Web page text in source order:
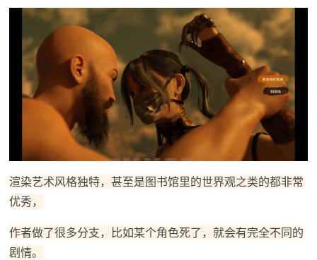
渲染艺术风格独特，甚至是图书馆里的世界观之类的都非常
优秀，
作者做了很多分支，比如某个角色死了，就会有完全不同的
剧情。